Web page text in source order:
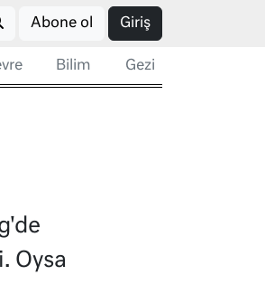
Abone ol Giriş
Bilim Gezi
Oysa